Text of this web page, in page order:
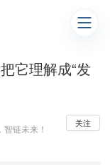
它理解成“发
链未来！
关注